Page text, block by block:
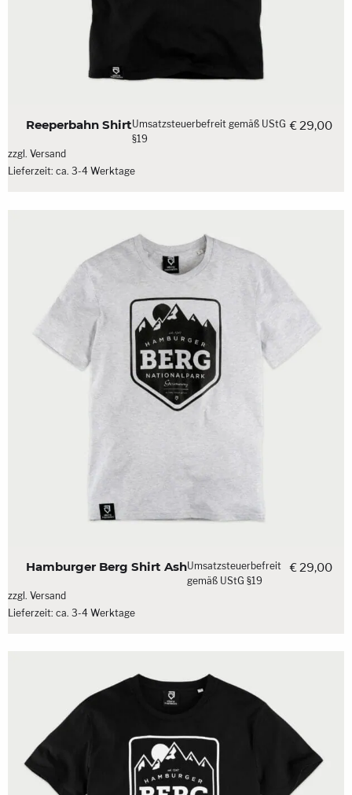
Reeperbahn Shirt €29,00
Umsatzsteuerbefreit gemäß UStG
§19
zzgl. Versand
Lieferzeit: ca. 3-4 Werktage
Hamburger Berg Shirt Ash € 29,00
Umsatzsteuerbefreit
gemäß UStG §19
zzgl. Versand
Lieferzeit: ca. 3-4 Werktage